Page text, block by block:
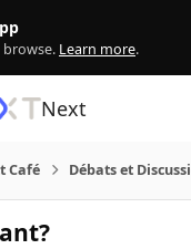
Learn more.
Next
Café Débats et